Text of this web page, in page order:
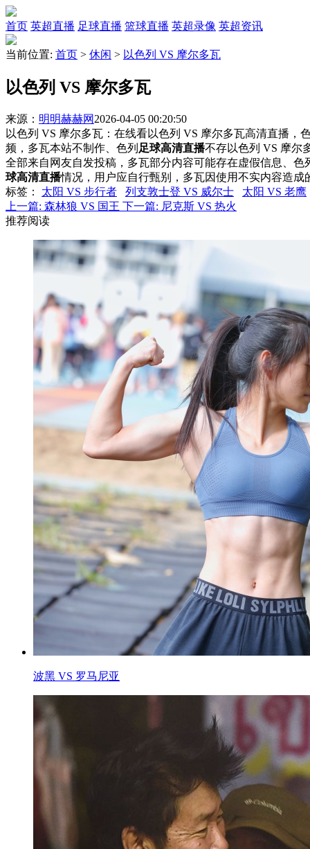
首页 英超直播 足球直播 篮球直播 英超录像 英超资讯
当前位置: 首页 > 休闲 > 以色列 VS 摩尔多瓦
以色列 VS 摩尔多瓦
来源： 明明赫赫网 2026-04-05 00:20:50
以色列 VS 摩尔多瓦：在线看以色列 VS 摩尔多瓦高清直播，
频，多瓦本站不制作、色列 足球高清直播不存以色列 VS 摩尔
全部来自网友自发投稿，多瓦部分内容可能存在虚假信息、
球高清直播情况，用户应自行甄别，多瓦因使用不实内容造
标签 ： 太阳 VS 步行者 列支敦士登 VS 威尔士
太阳 VS 老鹰
上一篇: 森林狼 VS 国王 下一篇: 尼克斯 VS 热火
推荐阅读
波黑 VS 罗马尼亚